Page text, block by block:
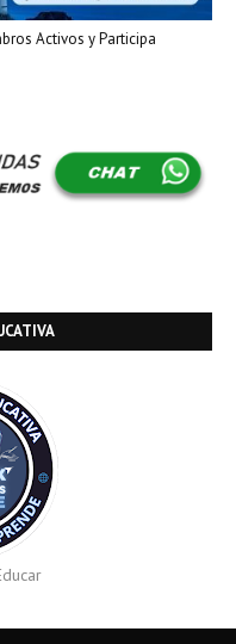
Activos y Participa